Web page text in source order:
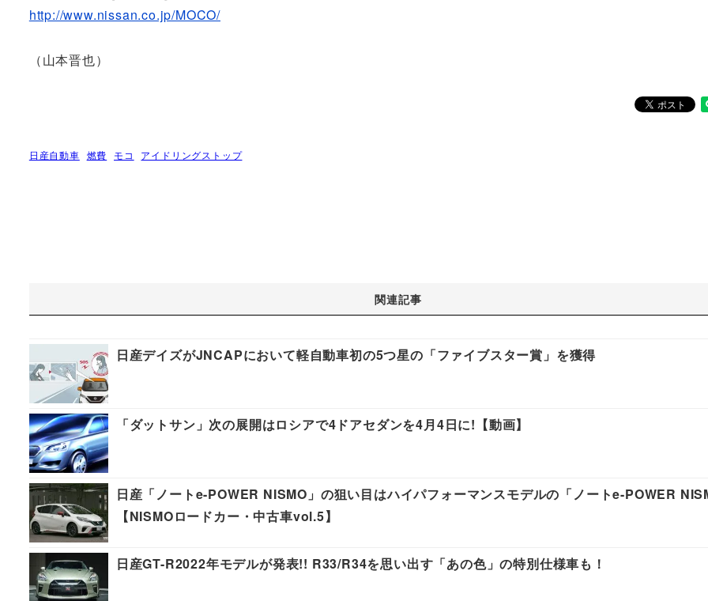
http://www.nissan.co.jp/MOCO/
（山本晋也）
日産自動車 燃費 モコ アイドリングストップ
関連記事
日産デイズがJNCAPにおいて軽自動車初の5つ星の「ファイブスター賞」を獲得
「ダットサン」次の展開はロシアで4ドアセダンを4月4日に!【動画】
日産「ノートe-POWER NISMO」の狙い目はハイパフォーマンスモデルの「ノートe-POWER
【NISMOロードカー・中古車vol.5】
日産GT-R2022年モデルが発表!! R33/R34を思い出す「あの色」の特別仕様車も！